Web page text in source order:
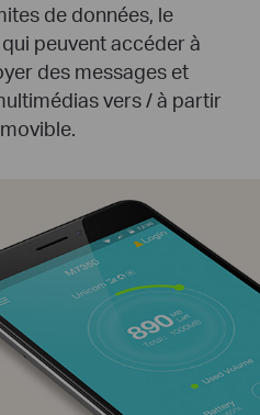
de données, le
peuvent accéder à
des messages et
vers / à partir